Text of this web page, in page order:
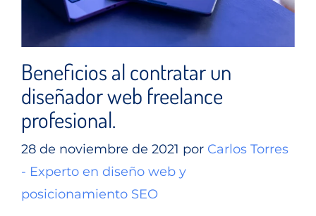
Beneficios al contratar un
diseñador web freelance
profesional.
28 de noviembre de 2021 por Carlos Torres
- Experto en diseño web y
posicionamiento SEO